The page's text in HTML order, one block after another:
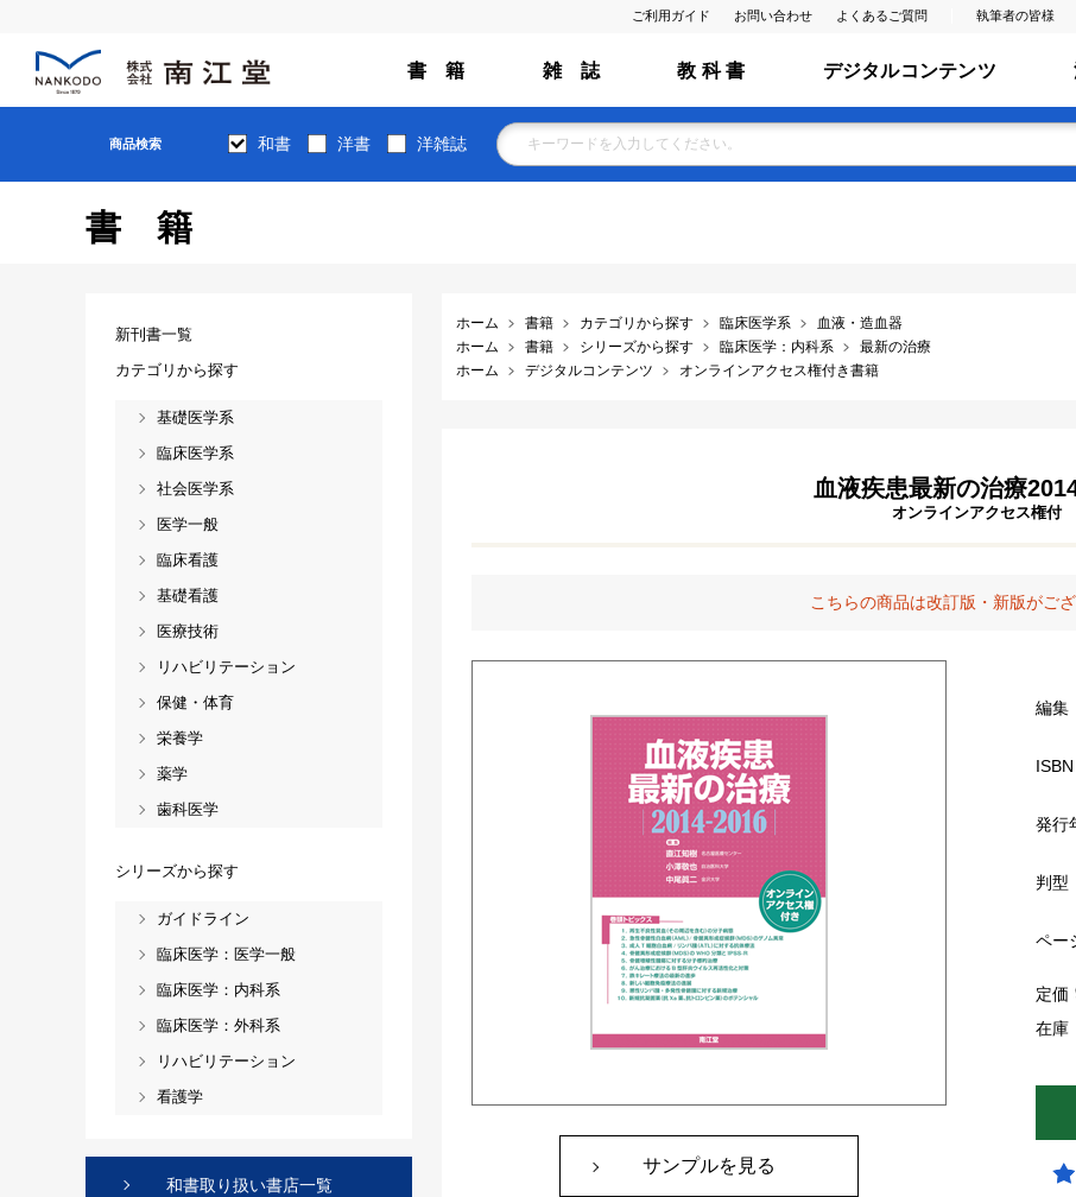
ご利用ガイド お問い合わせ よくあるご質問 執筆者の皆様
書 籍 雑 誌 教 科 書 デジタルコンテンツ
商品検索 和書 洋書 洋雑誌
書籍
ホーム 書籍 カテゴリから探す 臨床医学系
血液・造血器
ホーム
書籍 シリーズから探す 臨床医学：内科系
最新の治療
ホーム
デジタルコンテンツ オンラインアクセス権付き書籍
血液疾患最新の治療
オンラインアクセス権付
こちらの商品は改訂版・新版がござ
サンプルを見る
編集
ISBN
発行
判型
ペー
在庫
定価
新刊書一覧
カテゴリから探す
基礎医学系
臨床医学系
社会医学系
医学一般
臨床看護
基礎看護
医療技術
リハビリテーション
保健・体育
栄養学
薬学
歯科医学
シリーズから探す
ガイドライン
臨床医学：医学一般
臨床医学：内科系
臨床医学：外科系
リハビリテーション
看護学
和書取り扱い書店一覧